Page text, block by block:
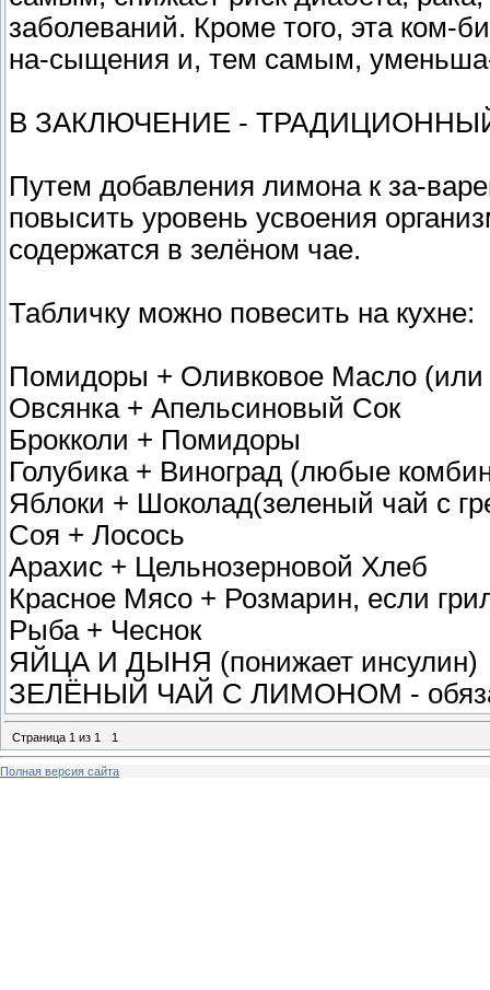
заболеваний. Кроме того, эта ком-
на-сыщения и, тем самым,
В ЗАКЛЮЧЕНИЕ -
Путем добавления лимона к за-
повысить уровень усвоения
содержатся в зелёном чае.
Табличку можно повесить на кухне:
Помидоры + Оливковое Масло (или
Овсянка + Апельсиновый Сок
Брокколи + Помидоры
Голубика + Виноград (любые
Яблоки + Шоколад(зеленый чай с
Соя + Лосось
Арахис + Цельнозерновой Хлеб
Красное Мясо + Розмарин, если
Рыба + Чеснок
ЯЙЦА И ДЫНЯ (понижает инсулин)
ЗЕЛЁНЫЙ ЧАЙ С ЛИМОНОМ -
Страница 1 из 1 1
Полная версия сайта